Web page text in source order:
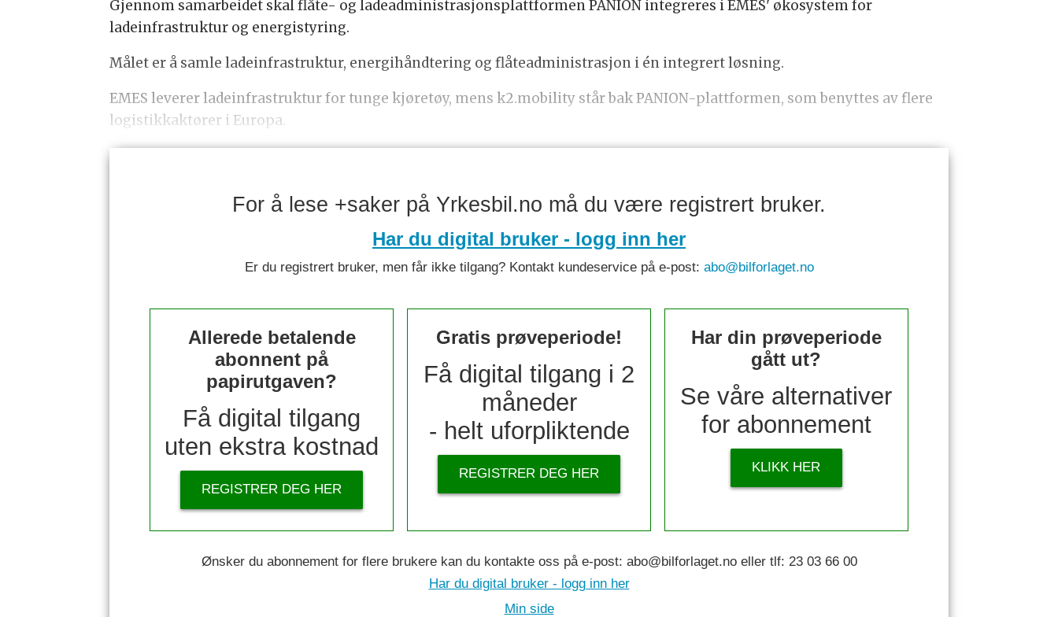
Gjennom samarbeidet skal flåte- og ladeadministrasjonsplattformen PANION integreres i EMES' økosystem for
ladeinfrastruktur og energistyring.
Målet er å samle ladeinfrastruktur, energihåndtering og flåteadministrasjon i én integrert løsning.
EMES leverer ladeinfrastruktur for tunge kjøretøy, mens k2.mobility står bak PANION-plattformen, som benyttes av flere
logistikkaktører i Europa.
For å lese +saker på Yrkesbil.no må du være registrert bruker.
Har du digital bruker - logg inn her
Er du registrert bruker, men får ikke tilgang? Kontakt kundeservice på e-post: abo@bilforlaget.no
Allerede betalende
abonnent på
papirutgaven?
Få digital tilgang
uten ekstra kostnad
REGISTRER DEG HER
Gratis prøveperiode!
Få digital tilgang i 2
måneder
- helt uforpliktende
REGISTRER DEG HER
Har din prøveperiode
gått ut?
Se våre alternativer
for abonnement
KLIKK HER
Ønsker du abonnement for flere brukere kan du kontakte oss på e-post: abo@bilforlaget.no eller tlf: 23 03 66 00
Har du digital bruker - logg inn her
Min side